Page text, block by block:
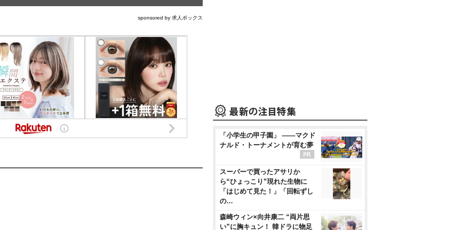
sponsored by 求人ボックス
「小学生の甲子園」 ――マクド
ナルド・トーナメントが育む夢
スーパーで買ったアサリか
ら“ひょっこり”現れた生物に
「はじめて見た！」「回転ずし
の…
森崎ウィン×向井康二 “両片思
い”に胸キュン！ 韓ドラに物足